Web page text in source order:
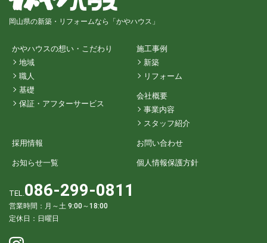
岡山県の新築・リフォームなら「かやハウス」
かやハウスの想い・こだわり
地域
職人
基礎
保証・アフターサービス
施工事例
新築
リフォーム
会社概要
事業内容
スタッフ紹介
採用情報 お問い合わせ
お知らせ一覧 個人情報保護方針
TEL. 086-299-0811
営業時間：月～土 9:00～18:00
定休日：日曜日